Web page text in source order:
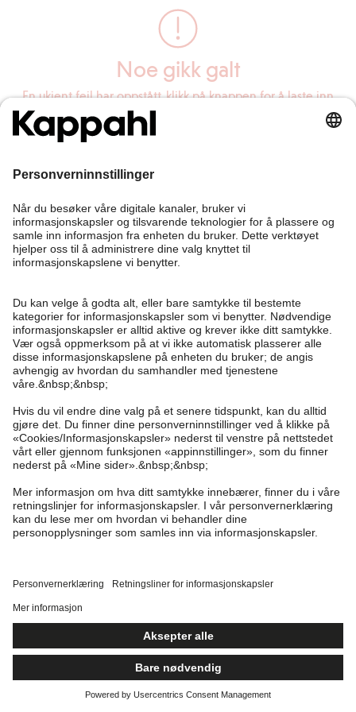
Noe gikk galt
En ukjent feil har oppstått, klikk på knappen for å laste inn
siden på nytt.